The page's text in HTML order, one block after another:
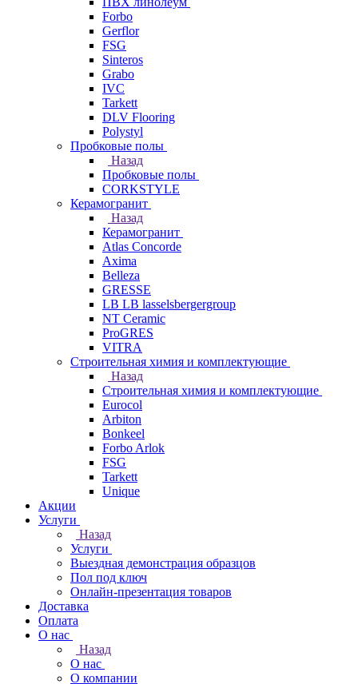
Forbo
Gerflor
FSG
Sinteros
Grabo
IVC
Tarkett
DLV Flooring
Polystyl
Пробковые полы
Назад
Пробковые полы
CORKSTYLE
Керамогранит
Назад
Керамогранит
Atlas Concorde
Axima
Belleza
GRESSE
LB LB lasselsbergergroup
NT Ceramic
ProGRES
VITRA
Строительная химия и комплектующие
Назад
Строительная химия и комплектующие
Eurocol
Arbiton
Bonkeel
Forbo Arlok
FSG
Tarkett
Unique
Акции
Услуги
Назад
Услуги
Выездная демонстрация образцов
Пол под ключ
Онлайн-презентация товаров
Доставка
Оплата
О нас
Назад
О нас
О компании